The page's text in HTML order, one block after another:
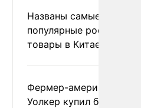
Названы самые
популярные российские
товары в Китае
Фермер-американец
Уолкер купил билет в